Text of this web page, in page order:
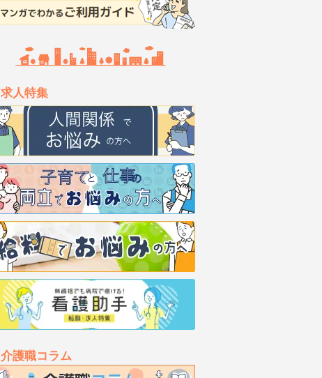
求人特集
介護職コラム